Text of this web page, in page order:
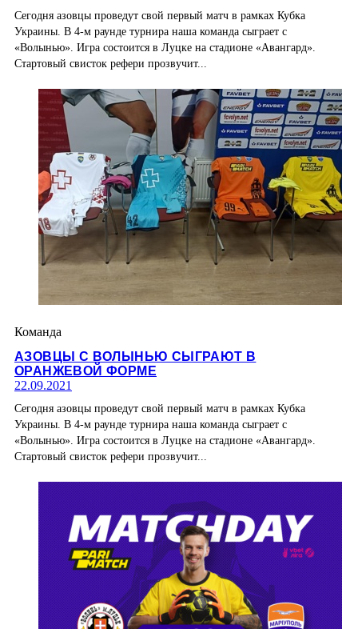
Сегодня азовцы проведут свой первый матч в рамках Кубка
Украины. В 4-м раунде турнира наша команда сыграет с
«Волынью». Игра состоится в Луцке на стадионе «Авангард».
Стартовый свисток рефери прозвучит...
Команда
АЗОВЦЫ С ВОЛЫНЬЮ СЫГРАЮТ В
ОРАНЖЕВОЙ ФОРМЕ
22.09.2021
Сегодня азовцы проведут свой первый матч в рамках Кубка
Украины. В 4-м раунде турнира наша команда сыграет с
«Волынью». Игра состоится в Луцке на стадионе «Авангард».
Стартовый свисток рефери прозвучит...